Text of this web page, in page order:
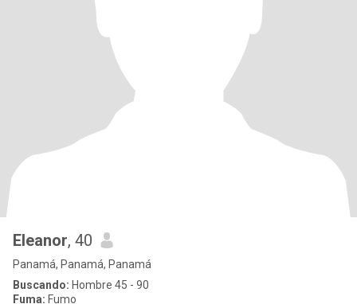
Eleanor, 40
Panamá, Panamá, Panamá
Buscando: Hombre 45 - 90
Fuma: Fumo